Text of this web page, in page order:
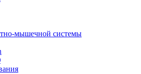
мышечной системы